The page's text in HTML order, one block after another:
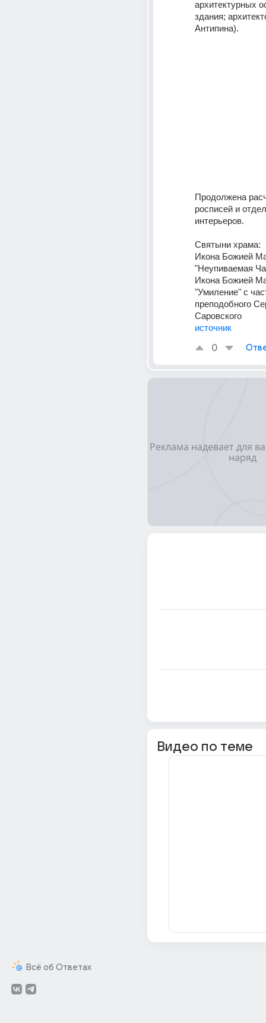
Всё об Ответах
архитектурных
здания;
Антипина).
Продолжена
росписей и
интерьеров.
Святыни храма:
Икона Божией
"Неупиваемая
Икона Божией
"Умиление" с
преподобного
Саровского
источник
0
Видео по теме